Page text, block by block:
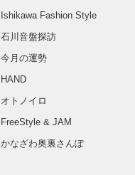
Ishikawa Fashion Style
石川音盤探訪
今月の運勢
HAND
オトノイロ
FreeStyle & JAM
かなざわ奥裏さんぽ